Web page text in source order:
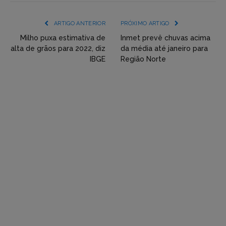
(YouTube,
Twitter,
Flickr
ARTIGO ANTERIOR
Milho puxa estimativa de
alta de grãos para 2022, diz
IBGE
PRÓXIMO ARTIGO
Inmet prevê chuvas acima
da média até janeiro para
Região Norte